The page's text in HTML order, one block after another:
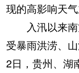
现的高影响天
入汛以来南
受暴雨洪涝、
2日，贵州、湖